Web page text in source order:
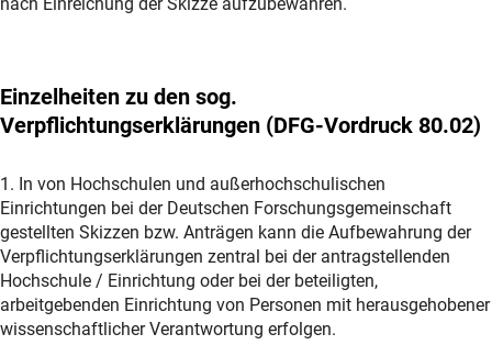
Einzelheiten zu den sog.
Verpflichtungserklärungen (DFG-Vordruck 80.02)
1. In von Hochschulen und außerhochschulischen
Einrichtungen bei der Deutschen Forschungsgemeinschaft
gestellten Skizzen bzw. Anträgen kann die Aufbewahrung der
Verpflichtungserklärungen zentral bei der antragstellenden
Hochschule / Einrichtung oder bei der beteiligten,
arbeitgebenden Einrichtung von Personen mit herausgehobener
wissenschaftlicher Verantwortung erfolgen.